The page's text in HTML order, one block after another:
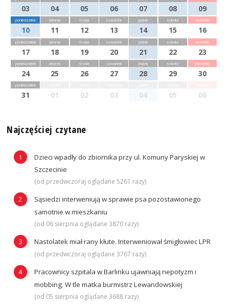
03 04 05 06 07 08 09
poniedziałek
10
wtorek
11
środa
12
czwartek
13
piątek
14
sobota
15
niedziela
16
poniedziałek
17
wtorek
18
środa
19
czwartek
20
piątek
21
sobota
22
niedziela
23
poniedziałek
24
wtorek
25
środa
26
czwartek
27
piątek
28
sobota
29
niedziela
30
poniedziałek
31 01 02 03 04 05 06
Najczęściej czytane
Dzieci wpadły do zbiornika przy ul. Komuny Paryskiej w
Szczecinie
(od przedwczoraj oglądane 5261 razy)
Sąsiedzi interweniują w sprawie psa pozostawionego
samotnie w mieszkaniu
(od 06 sierpnia oglądane 3870 razy)
Nastolatek miał rany kłute. Interweniował śmigłowiec LPR
(od przedwczoraj oglądane 3767 razy)
Pracownicy szpitala w Barlinku ujawniają nepotyzm i
mobbing. W tle matka burmistrz Lewandowskiej
(od 05 sierpnia oglądane 3688 razy)